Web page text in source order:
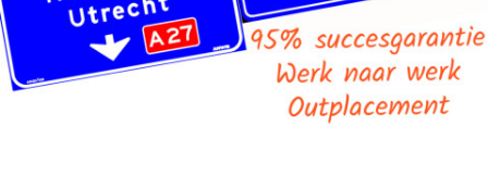
zijn
om